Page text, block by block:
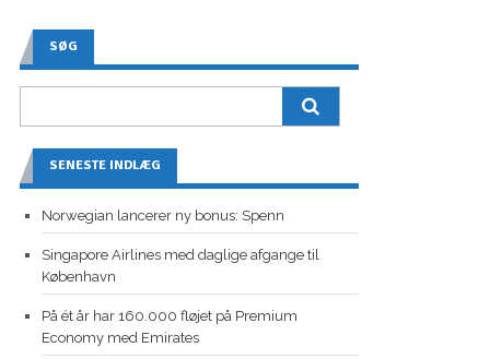
SØG
SENESTE INDLÆG
Norwegian lancerer ny bonus: Spenn
Singapore Airlines med daglige afgange til
København
På ét år har 160.000 fløjet på Premium
Economy med Emirates